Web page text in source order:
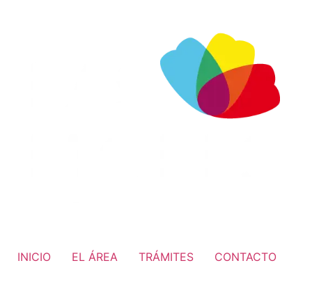
INICIO EL ÁREA TRÁMITES CONTACTO